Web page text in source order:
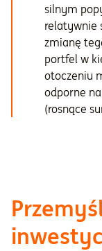
silnym
relatywnie
zmianę
portfel w
otoczeniu
odporne
(rosnące